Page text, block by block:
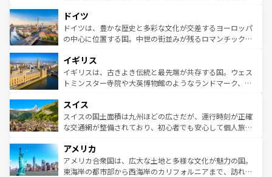
せる。地方によって風土や気候が異なるスペインはその個
性で訪れる人を魅了する。 なお、新着のスペイン情報は コ
ンテンツ一覧を参照してほしい。
で、幅広い魅力が詰まっている。華麗な宮殿、歴史的な大
聖堂、美しいビーチ、そして豊かな自然が、訪れる者を心
から魅了する。また、フランスは美食の国としても知ら
いる。シャンパンの発祥地であるランス、プロヴァンスの
香り高いラベンダー畑など、多彩な楽しみ方が可能だ。さ
らに、パリ以外の地域にも魅力が溢れており、どの街角に
れる地方に足を運ぶとそれぞれで全く異なる文化を体験で
きるだろう。 なお、新着のフランス情報はコンテンツ一覧
を参照してほしい。
ドイツ
ドイツは、豊かな歴史と多彩な文化が交差するヨーロッパ
の中心に位置する国。中世の街並みが残るロマンチック街
顔を持つこの国は、どこを歩いても飽きることがない。ベ
ルリンの文化的活気、バイエルン州のアルプスの絶景、そ
してライン川沿いのワイン畑といった風景は必見。ビール
は、お酒好きな人にはぜひ体験してほしい。 なお、新着の
ドイツ情報はコンテンツ一覧を参照してほしい。
イギリス
イギリスは、古きよき伝統と最先端が共存する国。ウェス
トミンスター寺院や大英博物館のようなランドマーク、歴
リアごとに異なる魅力がある。また、優雅なアフタヌーン
ティー、ビール好きにはたまらない英国パブ、サッカー観
戦など、本場だからこそできる体験も豊富。イギリスを旅
ンツ一覧を参照してほしい。
スイス
スイスの国土面積は九州ほどの広さだが、運行時刻が正確
な交通網が整備されており、初心者でも安心して個人旅行
の建物がそのまま残る町や、スイスならではのユニークな
博物館もあり、アルプス観光だけでなく町歩きも満喫する
ことができる。国民の所得が高いため物価も高いが、旅行
アメリカ
アメリカ合衆国は、広大な土地と多様な文化が魅力の国。
東海岸の都市部から西海岸のカリフォルニアまで、訪れる